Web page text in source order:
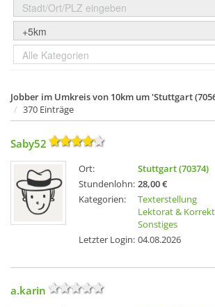
Stadt/Ort/PLZ eingeben
+5km
Alle Kategorien
Jobber im Umkreis von 10km um 'Stuttgart
370 Einträge
Saby52
Ort:
Stuttgart (70374)
Stundenlohn: 28,00 €
Kategorien:
Texterstellung
Lektorat &
Sonstiges
Letzter Login: 04.08.2026
a.karin